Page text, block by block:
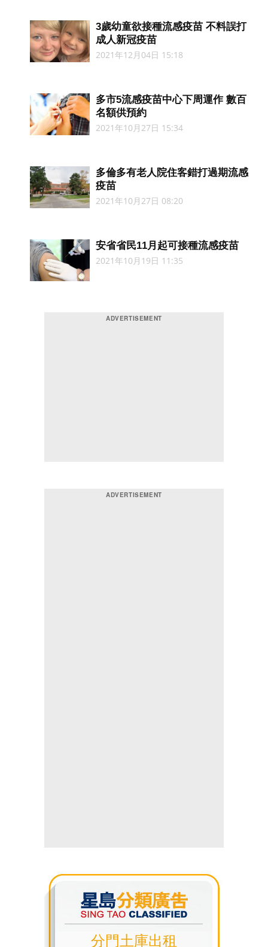
3歲幼童欲接種流感疫苗 不料誤打
成人新冠疫苗
2021年12月04日 15:18
多市5流感疫苗中心下周運作 數百
名額供預約
2021年10月27日 15:34
多倫多有老人院住客錯打過期流感
疫苗
2021年10月27日 08:20
安省省民11月起可接種流感疫苗
2021年10月19日 11:35